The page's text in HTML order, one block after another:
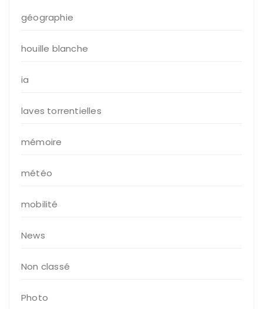
géographie
houille blanche
ia
laves torrentielles
mémoire
météo
mobilité
News
Non classé
Photo